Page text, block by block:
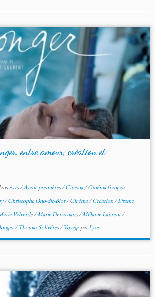
entre amour, création et
Arts/Avant-premières/Cinéma/Cinéma français
/Christophe Ono-dit-Biot/Cinéma/Création/Drame
Valverde/Marie Denarnaud/Mélanie Laurent/
/Thomas Solivéres/VoyageparLyse.